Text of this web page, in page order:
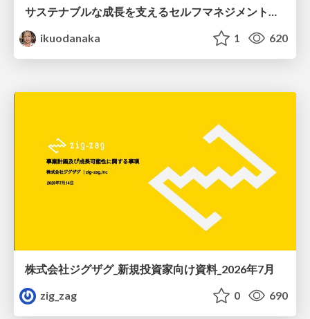
ikuodanaka
1 620
株式会社ジグザグ_新規投資家向け資料_2026年7月
zig_zag
0 690